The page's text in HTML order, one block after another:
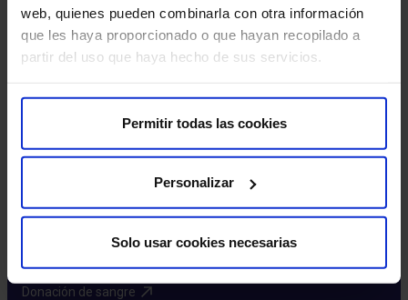
web, quienes pueden combinarla con otra información
que les haya proporcionado o que hayan recopilado a
partir del uso que haya hecho de sus servicios.
Permitir todas las cookies
Personalizar
Solo usar cookies necesarias
Fundación HM​
Centro Universitario CUHMED​
Instituto HM Hospitales​
HM CINAC​
Enlaces de interés
Aseguradoras y mutuas​
Preguntas frecuentes​
Donación de sangre​